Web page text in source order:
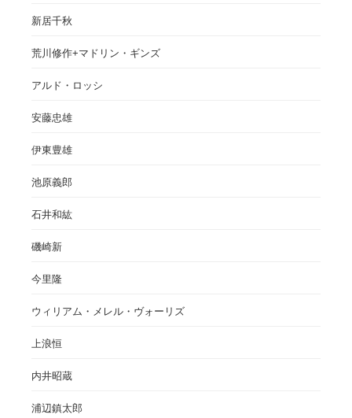
新居千秋
荒川修作+マドリン・ギンズ
アルド・ロッシ
安藤忠雄
伊東豊雄
池原義郎
石井和紘
磯崎新
今里隆
ウィリアム・メレル・ヴォーリズ
上浪恒
内井昭蔵
浦辺鎮太郎